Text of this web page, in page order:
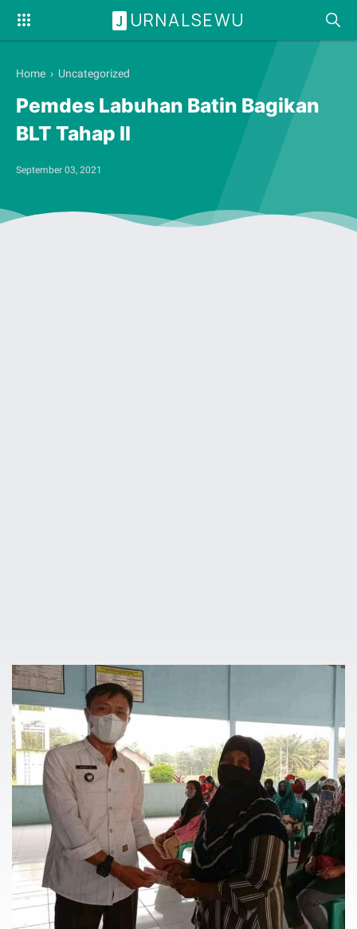
J URNALSEWU
Home › Uncategorized
Pemdes Labuhan Batin Bagikan
BLT Tahap II
September 03, 2021